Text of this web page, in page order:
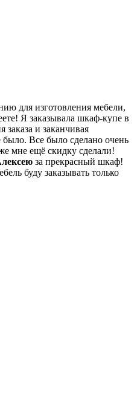
для изготовления мебели,
Я заказывала шкаф-купе в
и заканчивая
Все было сделано очень
мне ещё скидку сделали!
за прекрасный шкаф!
буду заказывать только